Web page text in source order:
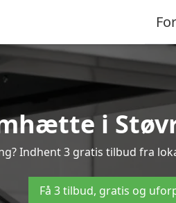
i
Indhent 3 gratis tilbud fra
Få 3 tilbud, gratis og